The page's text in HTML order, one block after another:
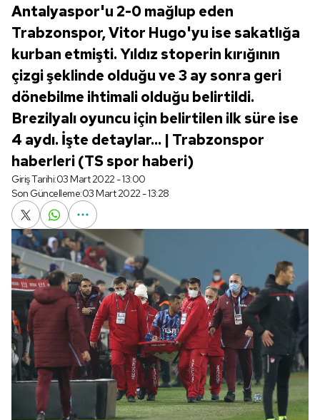
Antalyaspor'u 2-0 mağlup eden
Trabzonspor, Vitor Hugo'yu ise sakatlığa
kurban etmişti. Yıldız stoperin kırığının
çizgi şeklinde olduğu ve 3 ay sonra geri
dönebilme ihtimali olduğu belirtildi.
Brezilyalı oyuncu için belirtilen ilk süre ise
4 aydı. İşte detaylar... | Trabzonspor
haberleri (TS spor haberi)
Giriş Tarihi:03 Mart 2022 - 13:00
Son Güncelleme:03 Mart 2022 - 13:28